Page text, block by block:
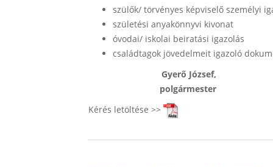
szülők/ törvényes képviselő személyi
születési anyakönnyvi kivonat
óvodai/ iskolai beiratási igazolás
családtagok jövedelmeit igazoló
Gyerő
Kérés letöltése >>